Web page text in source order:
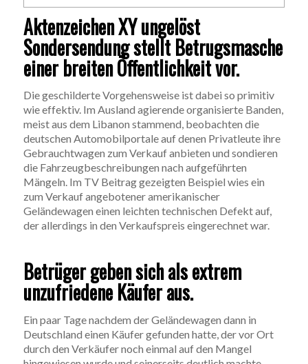
Aktenzeichen XY ungelöst
Sondersendung stellt Betrugsmasche
einer breiten Öffentlichkeit vor.
Die geschilderte Vorgehensweise ist dabei so primitiv
wie effektiv. Im Ausland agierende organisierte Banden,
meist aus dem Libanon stammend, beobachten die
deutschen Automobilportale auf denen Privatleute ihre
Gebrauchtwagen zum Verkauf anbieten und sondieren
die Fahrzeugbeschreibungen nach aufgeführten
Mängeln. Im TV Beitrag gezeigten Beispiel wies ein
zum Verkauf angebotener amerikanischer
Geländewagen einen leichten technischen Defekt auf,
der allerdings in den Verkaufspreis eingerechnet war.
Betrüger geben sich als extrem
unzufriedene Käufer aus.
Ein paar Tage nachdem der Geländewagen dann in
Deutschland einen Käufer gefunden hatte, der vor Ort
durch den Verkäufer noch einmal auf den Mangel